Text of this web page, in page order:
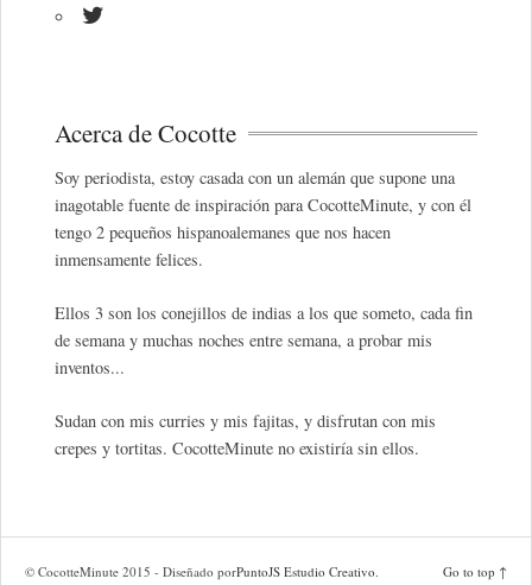
Acerca de Cocotte
Soy periodista, estoy casada con un alemán que supone una
inagotable fuente de inspiración para CocotteMinute, y con él
tengo 2 pequeños hispanoalemanes que nos hacen
inmensamente felices.
Ellos 3 son los conejillos de indias a los que someto, cada fin
de semana y muchas noches entre semana, a probar mis
inventos...
Sudan con mis curries y mis fajitas, y disfrutan con mis
crepes y tortitas. CocotteMinute no existiría sin ellos.
© CocotteMinute 2015 - Diseñado porPuntoJS Estudio Creativo Go to top ↑